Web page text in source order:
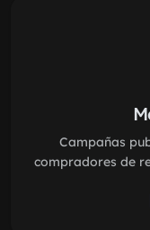
Campañas
compradores de